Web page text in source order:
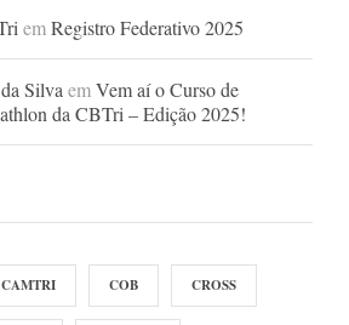
emRegistro Federativo 2025
SilvaemVem aí o Curso de
da CBTri – Edição 2025!
CAMTRI COB CROSS